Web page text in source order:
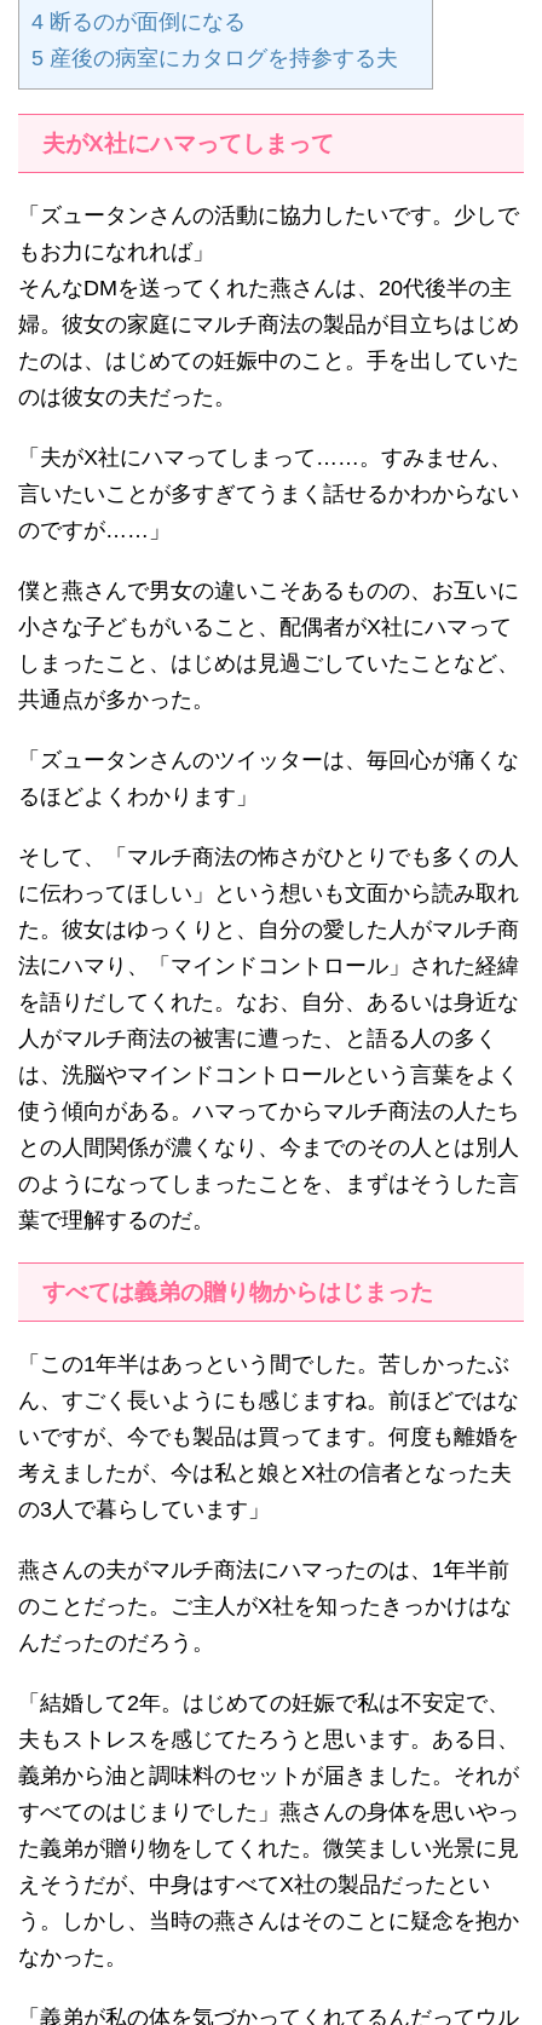
4 断るのが面倒になる
5 産後の病室にカタログを持参する夫
夫がX社にハマってしまって
「ズュータンさんの活動に協力したいです。少しで
もお力になれれば」
そんなDMを送ってくれた燕さんは、20代後半の主
婦。彼女の家庭にマルチ商法の製品が目立ちはじめ
たのは、はじめての妊娠中のこと。手を出していた
のは彼女の夫だった。
「夫がX社にハマってしまって……。すみません、
言いたいことが多すぎてうまく話せるかわからない
のですが……」
僕と燕さんで男女の違いこそあるものの、お互いに
小さな子どもがいること、配偶者がX社にハマって
しまったこと、はじめは見過ごしていたことなど、
共通点が多かった。
「ズュータンさんのツイッターは、毎回心が痛くな
るほどよくわかります」
そして、「マルチ商法の怖さがひとりでも多くの人
に伝わってほしい」という想いも文面から読み取れ
た。彼女はゆっくりと、自分の愛した人がマルチ商
法にハマり、「マインドコントロール」された経緯
を語りだしてくれた。なお、自分、あるいは身近な
人がマルチ商法の被害に遭った、と語る人の多く
は、洗脳やマインドコントロールという言葉をよく
使う傾向がある。ハマってからマルチ商法の人たち
との人間関係が濃くなり、今までのその人とは別人
のようになってしまったことを、まずはそうした言
葉で理解するのだ。
すべては義弟の贈り物からはじまった
「この1年半はあっという間でした。苦しかったぶ
ん、すごく長いようにも感じますね。前ほどではな
いですが、今でも製品は買ってます。何度も離婚を
考えましたが、今は私と娘とX社の信者となった夫
の3人で暮らしています」
燕さんの夫がマルチ商法にハマったのは、1年半前
のことだった。ご主人がX社を知ったきっかけはな
んだったのだろう。
「結婚して2年。はじめての妊娠で私は不安定で、
夫もストレスを感じてたろうと思います。ある日、
義弟から油と調味料のセットが届きました。それが
すべてのはじまりでした」燕さんの身体を思いやっ
た義弟が贈り物をしてくれた。微笑ましい光景に見
えそうだが、中身はすべてX社の製品だったとい
う。しかし、当時の燕さんはそのことに疑念を抱か
なかった。
「義弟が私の体を気づかってくれてるんだってウル